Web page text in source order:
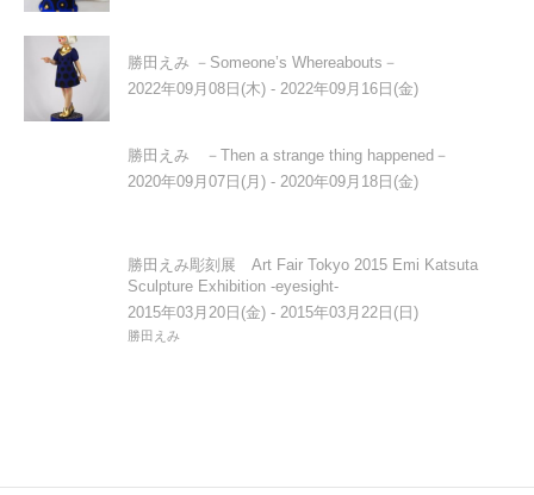
勝田えみ －Someone’s Whereabouts－
2022年09月08日(木) - 2022年09月16日(金)
勝田えみ －Then a strange thing happened－
2020年09月07日(月) - 2020年09月18日(金)
勝田えみ彫刻展 Art Fair Tokyo 2015 Emi Katsuta
Sculpture Exhibition -eyesight-
2015年03月20日(金) - 2015年03月22日(日)
勝田えみ